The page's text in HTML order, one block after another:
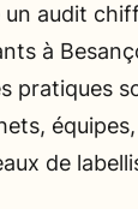
audit
à
pratiques
de